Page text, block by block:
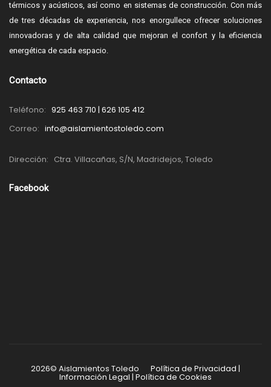
térmicos y acústicos, así como en sistemas de construcción. Con más
de tres décadas de experiencia, nos enorgullece ofrecer soluciones
innovadoras y de alta calidad que mejoran el confort y la eficiencia
energética de cada espacio.
Contacto
Teléfono: 925 463 710 | 626 105 412
Correo: info@aislamientostoledo.com
Dirección: Ctra. Villacañas, S/N, Madridejos, Toledo
Facebook
2026© Aislamientos Toledo Política de Privacidad |
Información Legal | Política de Cookies